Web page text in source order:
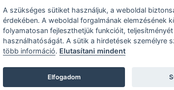
2026 legjobbPARKANY.hu, All rights reserved |
info@legjobbparkany.hu| telefón: +36
A szükséges sütiket használjuk, a weboldal
érdekében. A weboldal forgalmának elemzésének
folyamatosan fejleszthetjük funkcióit,
használhatóságát. A sütik a hirdetések személyre
több információ. Elutasítani mindent
Elfogadom